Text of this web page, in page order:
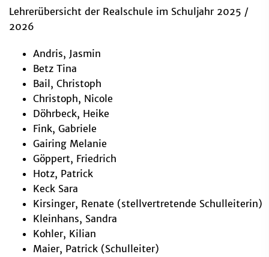
Lehrerübersicht der Realschule im Schuljahr 2025 /
2026
Andris, Jasmin
Betz Tina
Bail, Christoph
Christoph, Nicole
Döhrbeck, Heike
Fink, Gabriele
Gairing Melanie
Göppert, Friedrich
Hotz, Patrick
Keck Sara
Kirsinger, Renate (stellvertretende Schulleiterin)
Kleinhans, Sandra
Kohler, Kilian
Maier, Patrick (Schulleiter)